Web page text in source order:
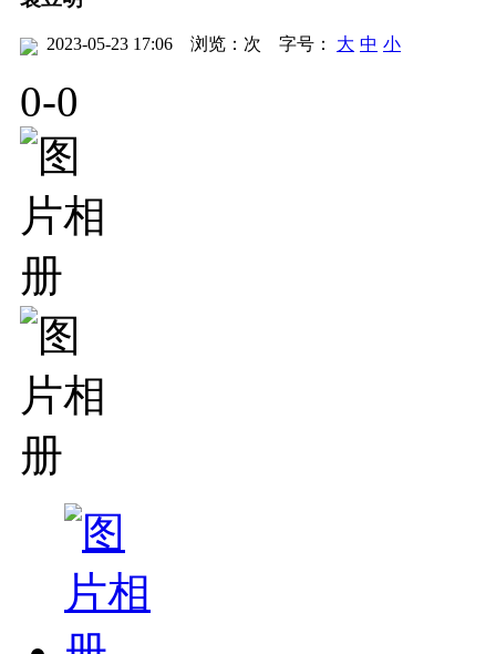
2023-05-23 17:06 浏览： 次 字号： 大 中 小
0-0